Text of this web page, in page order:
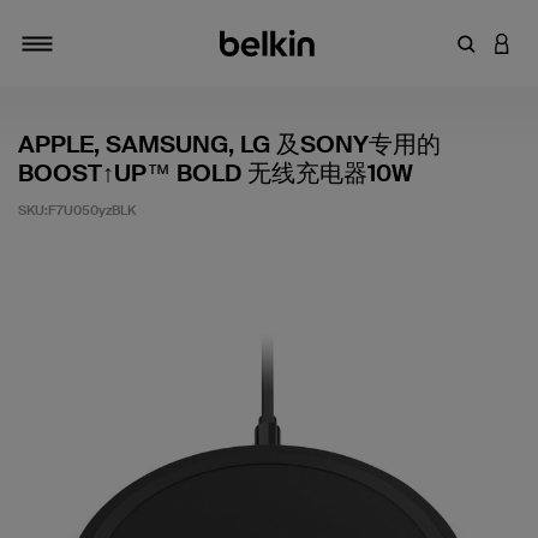
输入关键
登录
APPLE, SAMSUNG, LG 及SONY专用的
BOOST↑UP™ BOLD 无线充电器10W
SKU:F7U050yzBLK